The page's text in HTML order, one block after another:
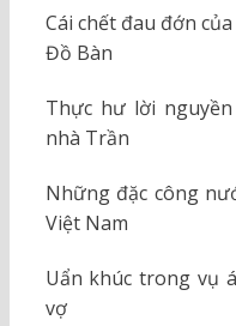
Cái chết đau đớn
Đồ Bàn
Thực hư lời
nhà Trần
Những đặc công
Việt Nam
Uẩn khúc trong vụ
vợ